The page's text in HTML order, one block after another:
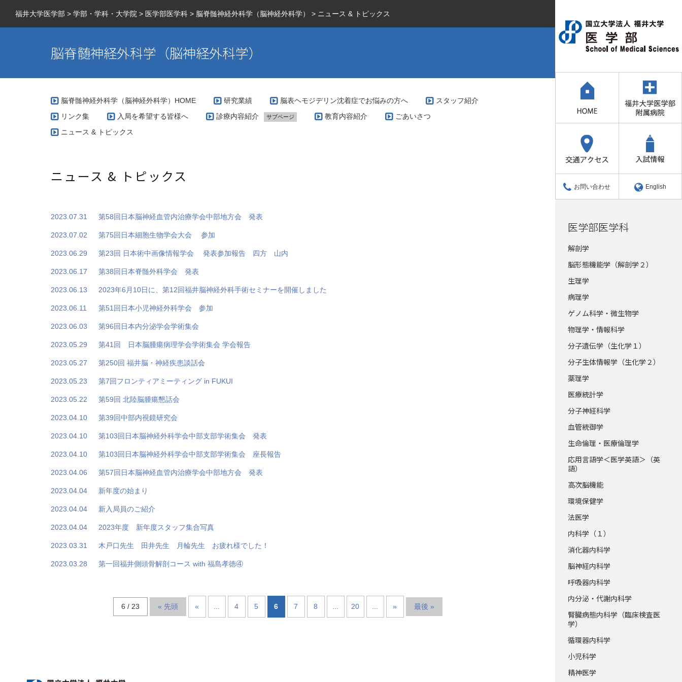
お問い合わせ English
医学部医学科
解剖学
脳形態機能学（解剖学２）
生理学
病理学
ゲノム科学・微生物学
物理学・情報科学
分子遺伝学（生化学１）
分子生体情報学（生化学２）
薬理学
医療統計学
分子神経科学
血管統御学
生命倫理・医療倫理学
応用言語学＜医学英語＞（英
語）
高次脳機能
環境保健学
法医学
内科学（１）
消化器内科学
脳神経内科学
呼吸器内科学
内分泌・代謝内科学
腎臓病態内科学（臨床検査医
学）
循環器内科学
小児科学
精神医学
福井大学医学部 > 学部・学科・大学院 > 医学部医学科 > 脳脊髄神経外科学（脳神経外科学） > ニュース & トピックス
脳脊髄神経外科学（脳神経外科学）
脳脊髄神経外科学（脳神経外科学）HOME 研究業績 脳表ヘモジデリン沈着症でお悩みの方へ
スタッフ紹介
リンク集
入局を希望する皆様へ 診療内容紹介 サブページ 教育内容紹介
ごあいさつ
ニュース & トピックス
ニュース & トピックス
2023.07.31 第58回日本脳神経血管内治療学会中部地方会 発表
2023.07.02 第75回日本細胞生物学会大会 参加
2023.06.29 第23回 日本術中画像情報学会 発表参加報告 四方 山内
2023.06.17 第38回日本脊髄外科学会 発表
2023.06.13 2023年6月10日に、第12回福井脳神経外科手術セミナーを開催しました
2023.06.11 第51回日本小児神経外科学会 参加
2023.06.03 第96回日本内分泌学会学術集会
2023.05.29 第41回 日本脳腫瘍病理学会学術集会 学会報告
2023.05.27 第250回 福井脳・神経疾患談話会
2023.05.23 第7回フロンティアミーティング in FUKUI
2023.05.22 第59回 北陸脳腫瘍懇話会
2023.04.10 第39回中部内視鏡研究会
2023.04.10 第103回日本脳神経外科学会中部支部学術集会 発表
2023.04.10 第103回日本脳神経外科学会中部支部学術集会 座長報告
2023.04.06 第57回日本脳神経血管内治療学会中部地方会 発表
2023.04.04 新年度の始まり
2023.04.04 新入局員のご紹介
2023.04.04 2023年度 新年度スタッフ集合写真
2023.03.31 木戸口先生 田井先生 月輪先生 お疲れ様でした！
2023.03.28 第一回福井側頭骨解剖コース with 福島孝徳④
6 / 23 « 先頭 « 4 5 6 7 8 20 » 最後 »